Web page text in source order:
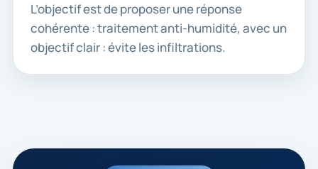
L’objectif est de proposer une réponse
cohérente : traitement anti-humidité, avec un
objectif clair : évite les infiltrations.